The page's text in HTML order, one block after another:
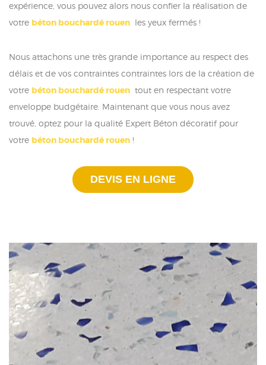
expérience, vous pouvez alors nous confier la réalisation de
votre béton bouchardé rouen les yeux fermés !
Nous attachons une très grande importance au respect des
délais et de vos contraintes contraintes lors de la création de
votre béton bouchardé rouen tout en respectant votre
enveloppe budgétaire. Maintenant que vous nous avez
trouvé, optez pour la qualité Expert Béton décoratif pour
votre béton bouchardé rouen !
DEVIS EN LIGNE